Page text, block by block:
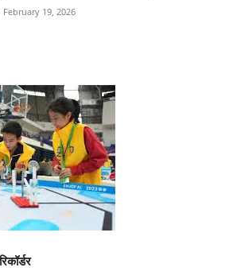
February 19, 2026